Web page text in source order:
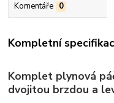
Komentáře 0
Kompletní
Komplet plynová
dvojitou brzdou a